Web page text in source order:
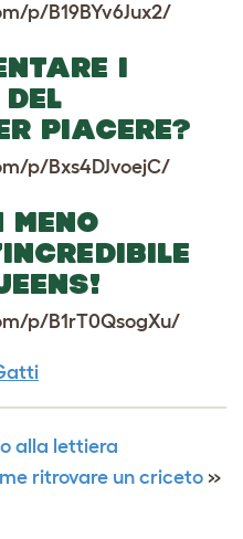
p/B19BYv6Jux2/
I
PIACERE?
p/Bxs4DJvoejC/
MENO
p/B1rT0QsogXu/
alla lettiera
ritrovare un criceto »